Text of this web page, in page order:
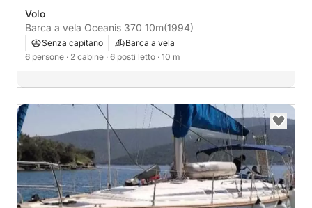
Volo
Barca a vela Oceanis 370 10m(1994)
Senza capitano
Barca a vela
6 persone · 2 cabine · 6 posti letto · 10 m